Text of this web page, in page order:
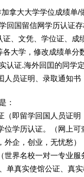
拿大大学学位成绩单
回国留信网学历认证
证、文凭、学位证、
大学，修改成绩单分
认证.海外回囯的同学
人员证明、录取通知书
：
（即留学回国人员证
学历认证。（网上可
外企，创业，无忧愁）
世界名校一对一专业
单真实使馆公证、真